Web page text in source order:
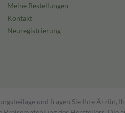
Meine Bestellungen
Kontakt
Neuregistrierung
und fragen Sie Ihre